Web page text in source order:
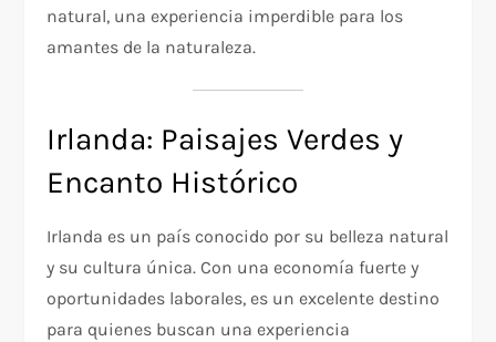
natural, una experiencia imperdible para los
amantes de la naturaleza.
Irlanda: Paisajes Verdes y
Encanto Histórico
Irlanda es un país conocido por su belleza natural
y su cultura única. Con una economía fuerte y
oportunidades laborales, es un excelente destino
para quienes buscan una experiencia